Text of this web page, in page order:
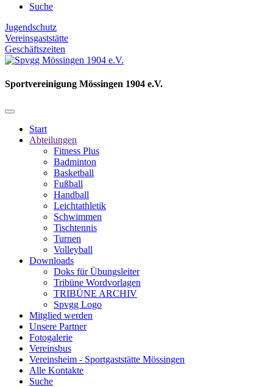
Suche
Jugendschutz
Vereinsgaststätte
Geschäftszeiten
Sportvereinigung Mössingen 1904 e.V.
Start
Abteilungen
Fitness Plus
Badminton
Basketball
Fußball
Handball
Leichtathletik
Schwimmen
Tischtennis
Turnen
Volleyball
Downloads
Doks für Übungsleiter
Tribüne Wordvorlagen
TRIBÜNE ARCHIV
Spvgg Logo
Mitglied werden
Unsere Partner
Fotogalerie
Vereinsbus
Vereinsheim - Sportgaststätte Mössingen
Alle Kontakte
Suche